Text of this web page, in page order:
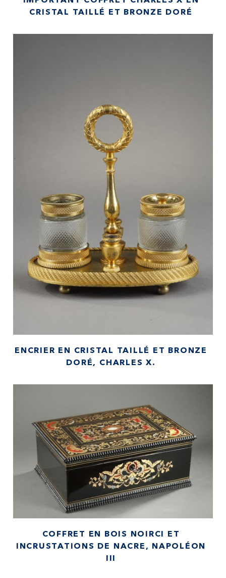
CRISTAL TAILLÉ ET BRONZE DORÉ
ENCRIER EN CRISTAL TAILLÉ ET BRONZE
DORÉ, CHARLES X.
COFFRET EN BOIS NOIRCI ET
INCRUSTATIONS DE NACRE, NAPOLÉON